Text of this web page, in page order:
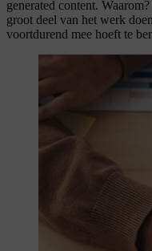
generated content.
groot deel van het werk
voortdurend mee hoeft te